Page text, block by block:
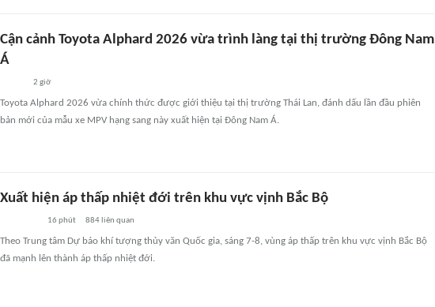
Cận cảnh Toyota Alphard 2026 vừa trình làng tại thị trường Đông Nam
Á
2 giờ
Toyota Alphard 2026 vừa chính thức được giới thiệu tại thị trường Thái Lan, đánh dấu lần đầu phiên
bản mới của mẫu xe MPV hạng sang này xuất hiện tại Đông Nam Á.
Xuất hiện áp thấp nhiệt đới trên khu vực vịnh Bắc Bộ
16 phút 884 liên quan
Theo Trung tâm Dự báo khí tượng thủy văn Quốc gia, sáng 7-8, vùng áp thấp trên khu vực vịnh Bắc Bộ
đã mạnh lên thành áp thấp nhiệt đới.